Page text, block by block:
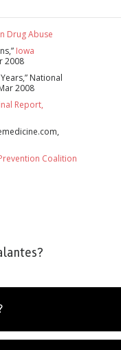
Drug Abuse
Iowa
2008
National
2008
Report,
Coalition